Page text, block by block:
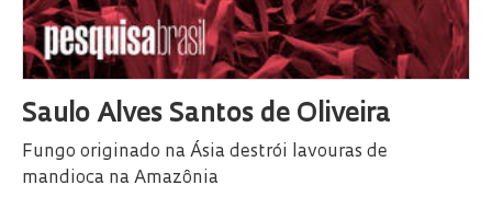
Saulo Alves Santos de Oliveira
Fungo originado na Ásia destrói lavouras de
mandioca na Amazônia